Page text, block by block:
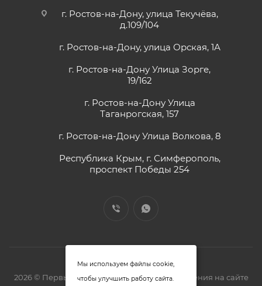
г. Ростов-на-Дону, улица Текучёва,
д.109/104
г. Ростов-на-Дону, улица Орская, 1А
г. Ростов-на-Дону Улица Зорге,
19/162
г. Ростов-на-Дону Улица
Таганрогская, 157
г. Ростов-на-Дону Улица Волкова, 8
Республика Крым, г. Симферополь,
проспект Победы 254
2026 © Первый замочный - zm61.ru. Предложения на сайте
Мы используем файлы cookie,
чтобы улучшить работу сайта.